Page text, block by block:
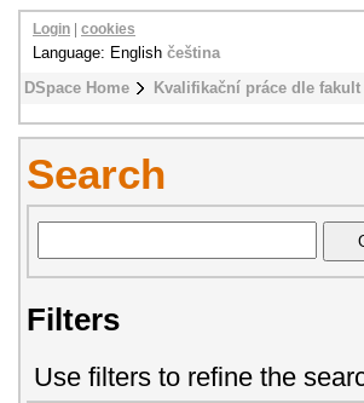
DSpace Home Kvalifikační práce dle fakult
Login cookies
Language: English čeština
Search
Filters
Use filters to refine the